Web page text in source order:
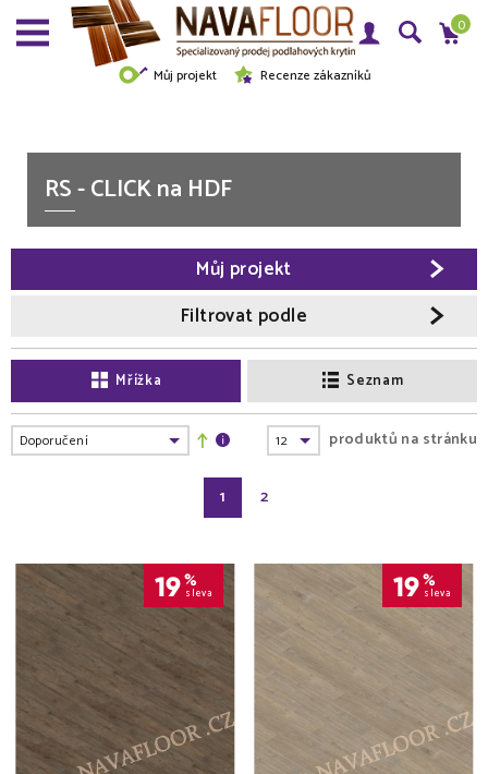
Můj projekt Recenze zákazníků
0
RS - CLICK na HDF
Filtrovat podle
Můj projekt
Mřížka Seznam
1 2
produktů na stránku
19%
sleva 19%
sleva